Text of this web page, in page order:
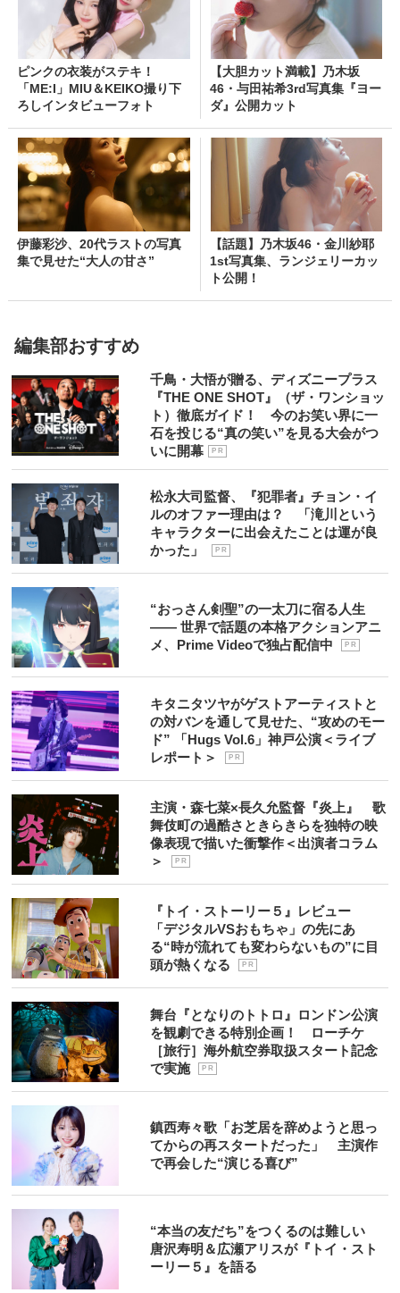
ピンクの衣装がステキ！
「ME:I」MIU＆KEIKO撮り下
ろしインタビューフォト
【大胆カット満載】乃木坂
46・与田祐希3rd写真集『ヨー
ダ』公開カット
伊藤彩沙、20代ラストの写真
集で見せた“大人の甘さ”
【話題】乃木坂46・金川紗耶
1st写真集、ランジェリーカッ
ト公開！
編集部おすすめ
千鳥・大悟が贈る、ディズニープラス
『THE ONE SHOT』（ザ・ワンショッ
ト）徹底ガイド！ 今のお笑い界に一
石を投じる“真の笑い”を見る大会がつ
いに開幕
P R
松永大司監督、『犯罪者』チョン・イ
ルのオファー理由は？ 「滝川という
キャラクターに出会えたことは運が良
かった」
P R
“おっさん剣聖”の一太刀に宿る人生
―― 世界で話題の本格アクションアニ
メ、Prime Videoで独占配信中
P R
キタニタツヤがゲストアーティストと
の対バンを通して見せた、“攻めのモー
ド” 「Hugs Vol.6」神戸公演＜ライブ
レポート＞
P R
主演・森七菜×長久允監督『炎上』 歌
舞伎町の過酷さときらきらを独特の映
像表現で描いた衝撃作＜出演者コラム
＞
P R
『トイ・ストーリー５』レビュー
「デジタルVSおもちゃ」の先にあ
る“時が流れても変わらないもの”に目
頭が熱くなる
P R
舞台『となりのトトロ』ロンドン公演
を観劇できる特別企画！ ローチケ
［旅行］海外航空券取扱スタート記念
で実施
P R
鎮西寿々歌「お芝居を辞めようと思っ
てからの再スタートだった」 主演作
で再会した“演じる喜び”
“本当の友だち”をつくるのは難しい
唐沢寿明＆広瀬アリスが『トイ・スト
ーリー５』を語る